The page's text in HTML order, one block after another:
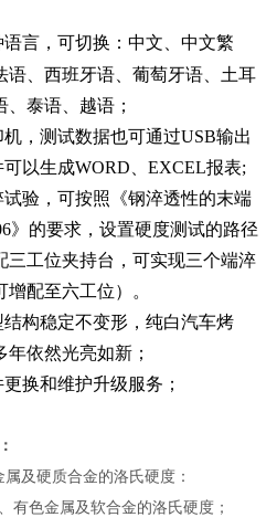
语言，可切换：中文、中文繁
语、西班牙语、葡萄牙语、土耳
泰语、越语；
，测试数据也可通过USB输出
以生成WORD、EXCEL报表;
验，可按照《钢淬透性的末端
》的要求，设置硬度测试的路径
三工位夹持台，可实现三个端淬
配至六工位）。
构稳定不变形，纯白汽车烤
依然光亮如新；
换和维护升级服务；
：
及硬质合金的洛氏硬度：
有色金属及软合金的洛氏硬度；